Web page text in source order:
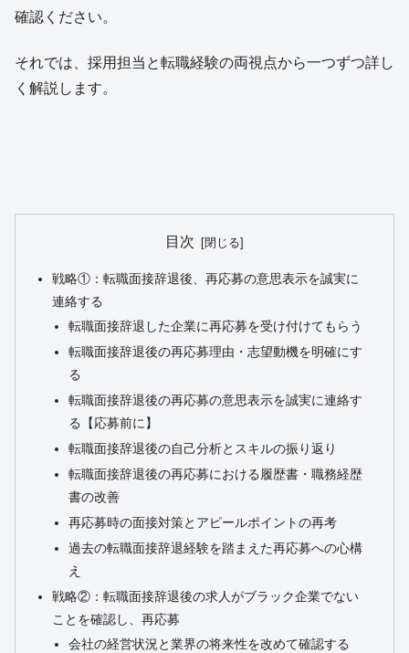
確認ください。
それでは、採用担当と転職経験の両視点から一つずつ詳し
く解説します。
目次
戦略①：転職面接辞退後、再応募の意思表示を誠実に
連絡する
転職面接辞退した企業に再応募を受け付けてもらう
転職面接辞退後の再応募理由・志望動機を明確にす
る
転職面接辞退後の再応募の意思表示を誠実に連絡す
る【応募前に】
転職面接辞退後の自己分析とスキルの振り返り
転職面接辞退後の再応募における履歴書・職務経歴
書の改善
再応募時の面接対策とアピールポイントの再考
過去の転職面接辞退経験を踏まえた再応募への心構
え
戦略②：転職面接辞退後の求人がブラック企業でない
ことを確認し、再応募
会社の経営状況と業界の将来性を改めて確認する